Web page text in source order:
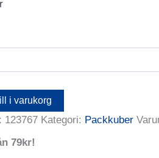
i varukorg
123767 Kategori: Packkuber
79kr!